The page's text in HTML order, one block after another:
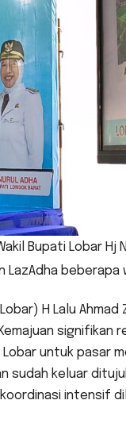
Wakil Bupati
beberapa
H Lalu Ahmad
signifikan
Lobar untuk pasar
sudah keluar
intensif